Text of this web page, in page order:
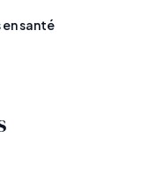
santé